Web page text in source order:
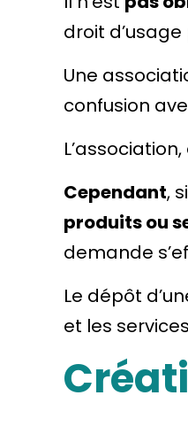
droit
Une
confusion
Cependant,
produits ou
demande
Le dépôt
et les